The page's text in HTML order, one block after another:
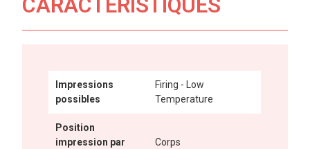
CARACTÉRISTIQUES
Impressions
possibles
Firing - Low
Temperature
Position
impression par
Corps